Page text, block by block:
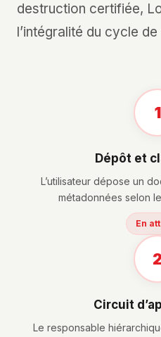
destruction certifiée,
l’intégralité du cycle
1
Dépôt et
L’utilisateur dépose un
métadonnées selon
En
2
Circuit
Le responsable